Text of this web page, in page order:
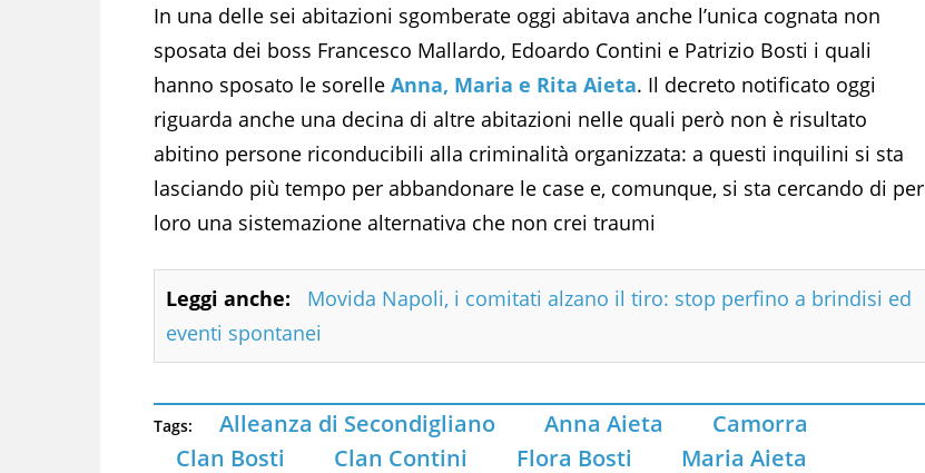
In una delle sei abitazioni sgomberate oggi abitava anche l’unica cognata non
sposata dei boss Francesco Mallardo, Edoardo Contini e Patrizio Bosti i quali
hanno sposato le sorelle Anna, Maria e Rita Aieta. Il decreto notificato oggi
riguarda anche una decina di altre abitazioni nelle quali però non è risultato
abitino persone riconducibili alla criminalità organizzata: a questi inquilini si sta
lasciando più tempo per abbandonare le case e, comunque, si sta cercando di per
loro una sistemazione alternativa che non crei traumi
Leggi anche:
Movida Napoli, i comitati alzano il tiro: stop perfino a brindisi ed
eventi spontanei
Tags: Alleanza di Secondigliano Anna Aieta
Camorra
Clan Bosti
Clan Contini Flora Bosti
Maria Aieta